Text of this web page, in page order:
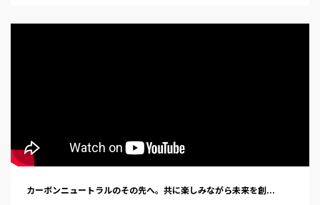
カーボンニュートラルのその先へ。共に楽しみながら未来を創...